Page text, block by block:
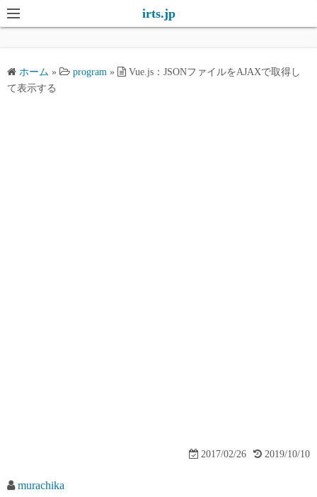
コ
ン
irts.jp
ホーム » program »
Vue.js：JSONファイルをAJAXで取得し
て表示する
2017/02/26 2019/10/10
murachika